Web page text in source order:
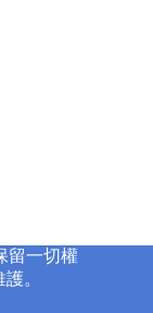
留一切權
。